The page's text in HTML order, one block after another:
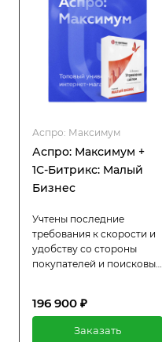
Аспро: Максимум
Аспро: Максимум +
1С-Битрикс: Малый
Бизнес
Учтены последние
требования к скорости и
удобству со стороны
покупателей и поисковых
Бизнес. Встроенные
196 900 ₽
Заказать